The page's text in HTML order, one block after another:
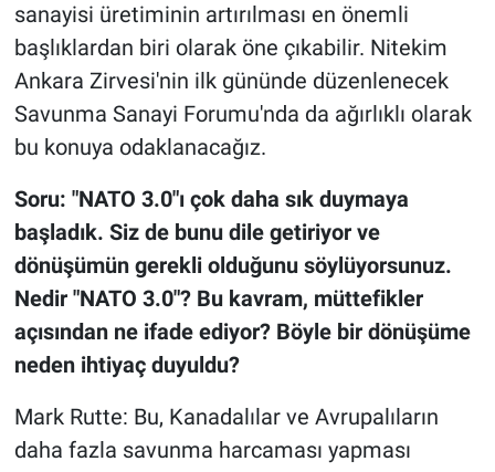
sanayisi üretiminin artırılması en önemli
başlıklardan biri olarak öne çıkabilir. Nitekim
Ankara Zirvesi'nin ilk gününde düzenlenecek
Savunma Sanayi Forumu'nda da ağırlıklı olarak
bu konuya odaklanacağız.
Soru: "NATO 3.0"ı çok daha sık duymaya
başladık. Siz de bunu dile getiriyor ve
dönüşümün gerekli olduğunu söylüyorsunuz.
Nedir "NATO 3.0"? Bu kavram, müttefikler
açısından ne ifade ediyor? Böyle bir dönüşüme
neden ihtiyaç duyuldu?
Mark Rutte: Bu, Kanadalılar ve Avrupalıların
daha fazla savunma harcaması yapması